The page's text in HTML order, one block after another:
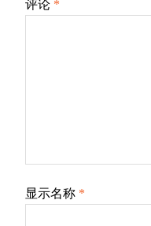
评论 *
显示名称 *